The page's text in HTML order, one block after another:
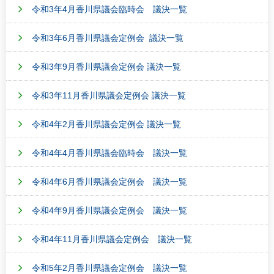
令和3年4月香川県議会臨時会 議決一覧
令和3年6月香川県議会定例会 議決一覧
令和3年9月香川県議会定例会 議決一覧
令和3年11月香川県議会定例会 議決一覧
令和4年2月香川県議会定例会 議決一覧
令和4年4月香川県議会臨時会 議決一覧
令和4年6月香川県議会定例会 議決一覧
令和4年9月香川県議会定例会 議決一覧
令和4年11月香川県議会定例会 議決一覧
令和5年2月香川県議会定例会 議決一覧